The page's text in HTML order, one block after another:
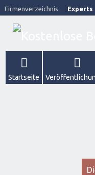
Firmenverzeichnis Experts
Startseite